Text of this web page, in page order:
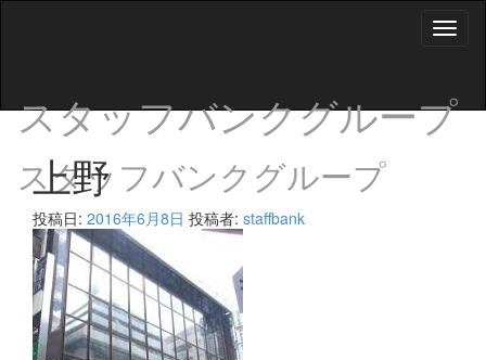
スタッフバンクグループ
スタッフバンクグループ
上野
投稿日: 2016年6月8日 投稿者: staffbank